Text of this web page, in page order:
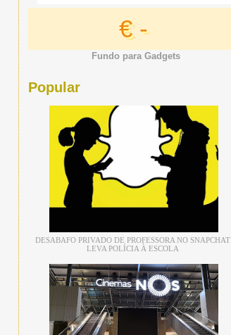
€ -
Fundo para Gadgets
Popular
DESABAFO PRIVADO DE PROFESSORA NO SNAPCHAT
LEVA POLÍCIA À ESCOLA